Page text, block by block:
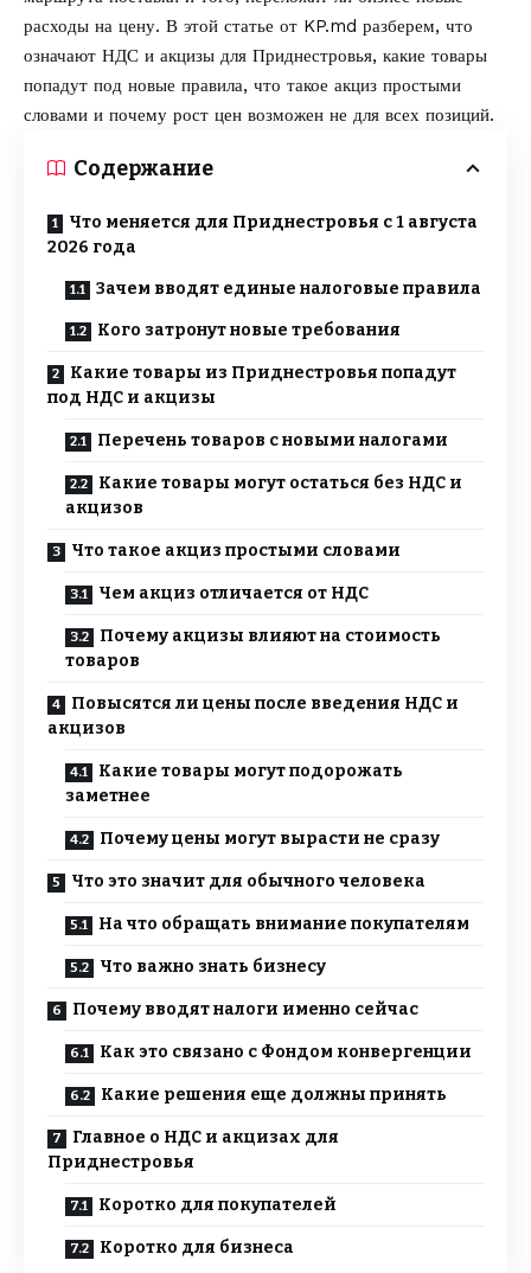
расходы на цену. В этой статье от KP.md разберем, что
означают НДС и акцизы для Приднестровья, какие товары
попадут под новые правила, что такое акциз простыми
словами и почему рост цен возможен не для всех позиций.
Содержание
Что меняется для Приднестровья с 1 августа
2026 года
Зачем вводят единые налоговые правила
Кого затронут новые требования
Какие товары из Приднестровья попадут
под НДС и акцизы
Перечень товаров с новыми налогами
Какие товары могут остаться без НДС и
акцизов
Что такое акциз простыми словами
Чем акциз отличается от НДС
Почему акцизы влияют на стоимость
товаров
Повысятся ли цены после введения НДС и
акцизов
Какие товары могут подорожать
заметнее
Почему цены могут вырасти не сразу
Что это значит для обычного человека
На что обращать внимание покупателям
Что важно знать бизнесу
Почему вводят налоги именно сейчас
Как это связано с Фондом конвергенции
Какие решения еще должны принять
Главное о НДС и акцизах для
Приднестровья
Коротко для покупателей
Коротко для бизнеса